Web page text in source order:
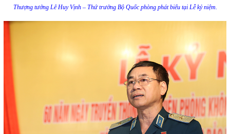
Thượng tướng Lê Huy Vịnh – Thứ trưởng Bộ Quốc phòng phát biểu tại Lễ kỷ niệm.